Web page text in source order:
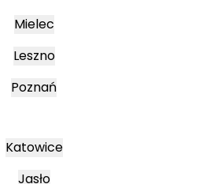
Mielec
Leszno
Poznań
Katowice
Jasło